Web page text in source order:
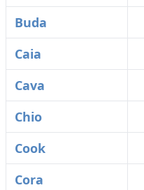
Buda
Caia
Cava
Chio
Cook
Cora